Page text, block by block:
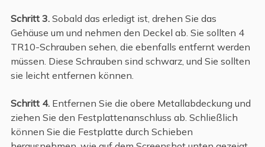
Schritt 3.Sobald das erledigt ist, drehen Sie das
Gehäuse um und nehmen den Deckel ab. Sie sollten 4
TR10-Schrauben sehen, die ebenfalls entfernt werden
müssen. Diese Schrauben sind schwarz, und Sie sollten
sie leicht entfernen können.
Schritt 4. Entfernen Sie die obere Metallabdeckung und
ziehen Sie den Festplattenanschluss ab. Schließlich
können Sie die Festplatte durch Schieben